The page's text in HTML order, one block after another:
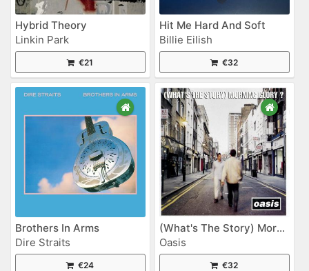
Hybrid Theory
Linkin Park
€21
Hit Me Hard And Soft
Billie Eilish
€32
Brothers In Arms
Dire Straits
€24
(What's The Story) Morning Glory?
Oasis
€32